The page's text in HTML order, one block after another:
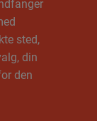
sted,
din
den